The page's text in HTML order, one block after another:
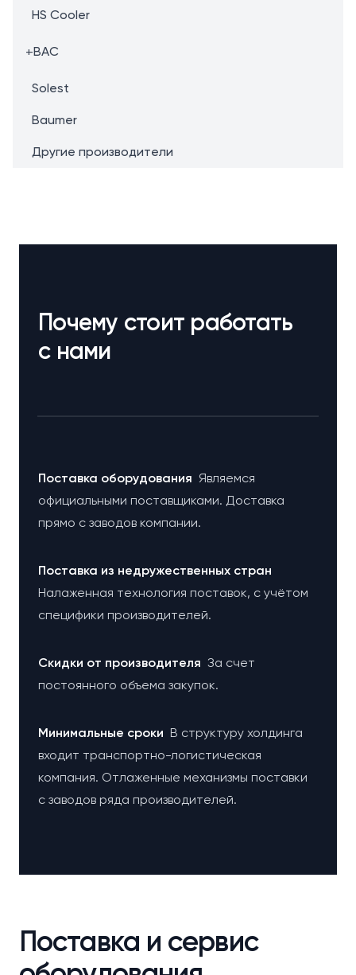
HS Cooler
+BAC
Solest
Baumer
Другие производители
Почему стоит работать
с нами
Поставка оборудования Являемся
официальными поставщиками. Доставка
прямо с заводов компании.
Поставка из недружественных стран
Налаженная технология поставок, с учётом
специфики производителей.
Cкидки от производителя За счет
постоянного объема закупок.
Минимальные сроки В структуру холдинга
входит транспортно-логистическая
компания. Отлаженные механизмы поставки
с заводов ряда производителей.
Поставка и сервис